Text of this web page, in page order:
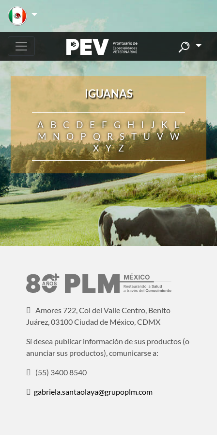
IGUANAS
A B C D E F G H I J K
L
M
N O P Q R S T U V
W
X
Y Z
Amores 722, Col del Valle Centro, Benito
Juárez, 03100 Ciudad de México, CDMX
Sí desea publicar información de sus productos (o
anunciar sus productos), comunicarse a:
(55) 3400 8540
gabriela.santaolaya@grupoplm.com